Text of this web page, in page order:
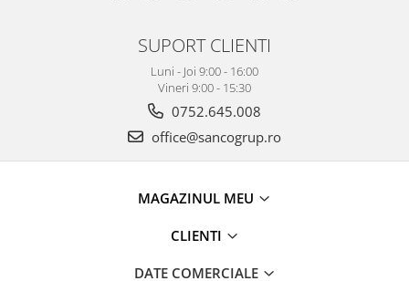
SUPORT CLIENTI
Luni - Joi 9:00 - 16:00
Vineri 9:00 - 15:30
0752.645.008
office@sancogrup.ro
MAGAZINUL MEU
CLIENTI
DATE COMERCIALE